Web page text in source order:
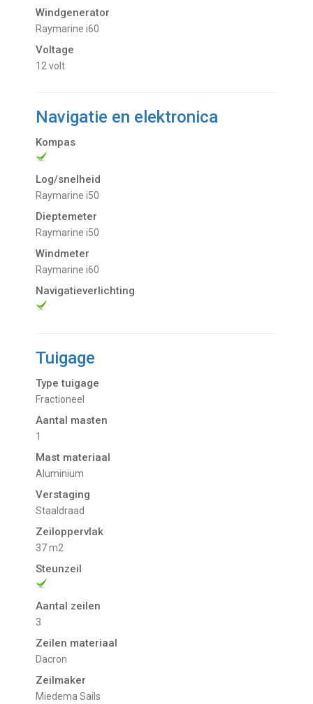
Windgenerator
Raymarine i60
Voltage
12 volt
Navigatie en elektronica
Kompas
Log/snelheid
Raymarine i50
Dieptemeter
Raymarine i50
Windmeter
Raymarine i60
Navigatieverlichting
Tuigage
Type tuigage
Fractioneel
Aantal masten
1
Mast materiaal
Aluminium
Verstaging
Staaldraad
Zeiloppervlak
37 m2
Steunzeil
Aantal zeilen
3
Zeilen materiaal
Dacron
Zeilmaker
Miedema Sails